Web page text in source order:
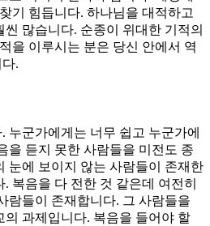
기 힘듭니다. 하나님을 대적하고
많습니다. 순종이 위대한 기적의
을 이루시는 분은 당신 안에서 역
.
누군가에게는 너무 쉽고 누군가에
을 듣지 못한 사람들을 미전도 종
눈에 보이지 않는 사람들이 존재한
복음을 다 전한 것 같은데 여전히
람들이 존재합니다. 그 사람들을
의 과제입니다. 복음을 들어야 할